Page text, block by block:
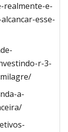
realmente-e-
esse-
r-3-
a-